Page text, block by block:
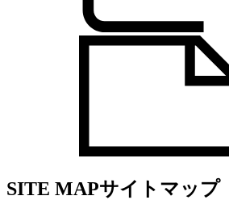
SITE MAPサイトマップ